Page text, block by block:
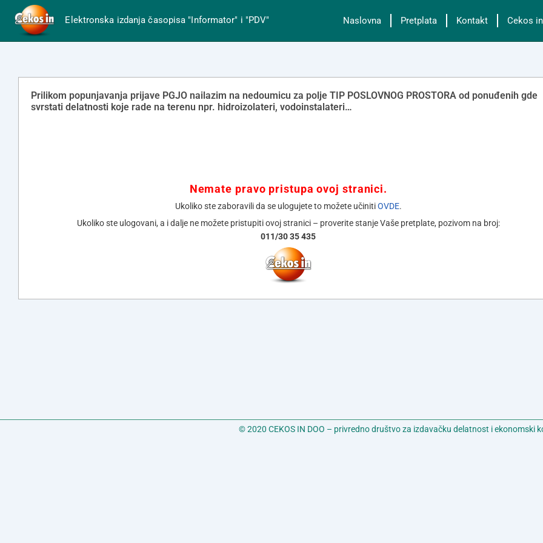
Elektronska izdanja časopisa "Informator" i "PDV" Naslovna Pretplata Kontakt Cekos in
Prilikom popunjavanja prijave PGJO nailazim na nedoumicu za polje TIP POSLOVNOG PROSTORA od ponuđenih gde
svrstati delatnosti koje rade na terenu npr. hidroizolateri, vodoinstalateri…
Nemate pravo pristupa ovoj stranici.
Ukoliko ste zaboravili da se ulogujete to možete učinitiOVDE.
Ukoliko ste ulogovani, a i dalje ne možete pristupiti ovoj stranici – proverite stanje Vaše pretplate, pozivom na broj:
011/30 35 435
© 2020 CEKOS IN DOO – privredno društvo za izdavačku delatnost i ekonomski